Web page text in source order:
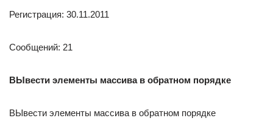
Регистрация: 30.11.2011
Сообщений: 21
ВЫвести элементы массива в обратном порядке
ВЫвести элементы массива в обратном порядке